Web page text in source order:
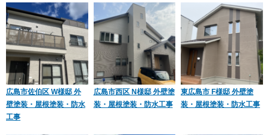
広島市佐伯区 W様邸 外
壁塗装・屋根塗装・防水
工事
広島市西区 N様邸 外壁塗
装・屋根塗装・防水工事
東広島市 F様邸 外壁塗
装・屋根塗装・防水工事